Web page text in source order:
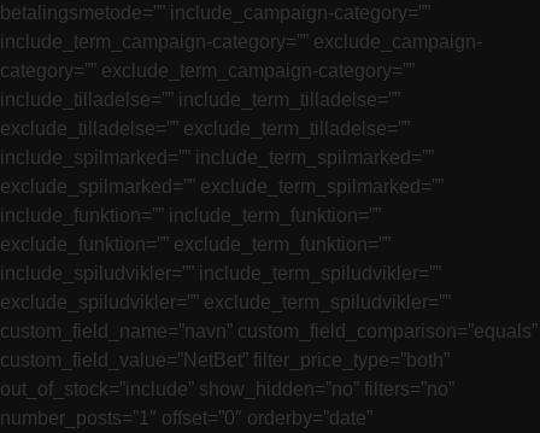
betalingsmetode=”” include_campaign-category=””
include_term_campaign-category=”” exclude_campaign-
category=”” exclude_term_campaign-category=””
include_tilladelse=”” include_term_tilladelse=””
exclude_tilladelse=”” exclude_term_tilladelse=””
include_spilmarked=”” include_term_spilmarked=””
exclude_spilmarked=”” exclude_term_spilmarked=””
include_funktion=”” include_term_funktion=””
exclude_funktion=”” exclude_term_funktion=””
include_spiludvikler=”” include_term_spiludvikler=””
exclude_spiludvikler=”” exclude_term_spiludvikler=””
custom_field_name=”navn” custom_field_comparison=”equals”
custom_field_value=”NetBet” filter_price_type=”both”
out_of_stock=”include” show_hidden=”no” filters=”no”
number_posts=”1″ offset=”0″ orderby=”date”